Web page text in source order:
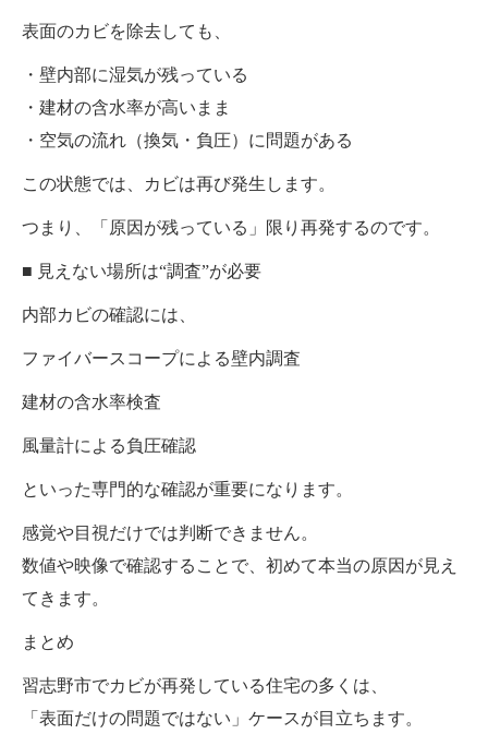
表面のカビを除去しても、
・壁内部に湿気が残っている
・建材の含水率が高いまま
・空気の流れ（換気・負圧）に問題がある
この状態では、カビは再び発生します。
つまり、「原因が残っている」限り再発するのです。
■ 見えない場所は“調査”が必要
内部カビの確認には、
ファイバースコープによる壁内調査
建材の含水率検査
風量計による負圧確認
といった専門的な確認が重要になります。
感覚や目視だけでは判断できません。
数値や映像で確認することで、初めて本当の原因が見え
てきます。
まとめ
習志野市でカビが再発している住宅の多くは、
「表面だけの問題ではない」ケースが目立ちます。